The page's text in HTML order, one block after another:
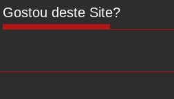
Gostou deste Site?